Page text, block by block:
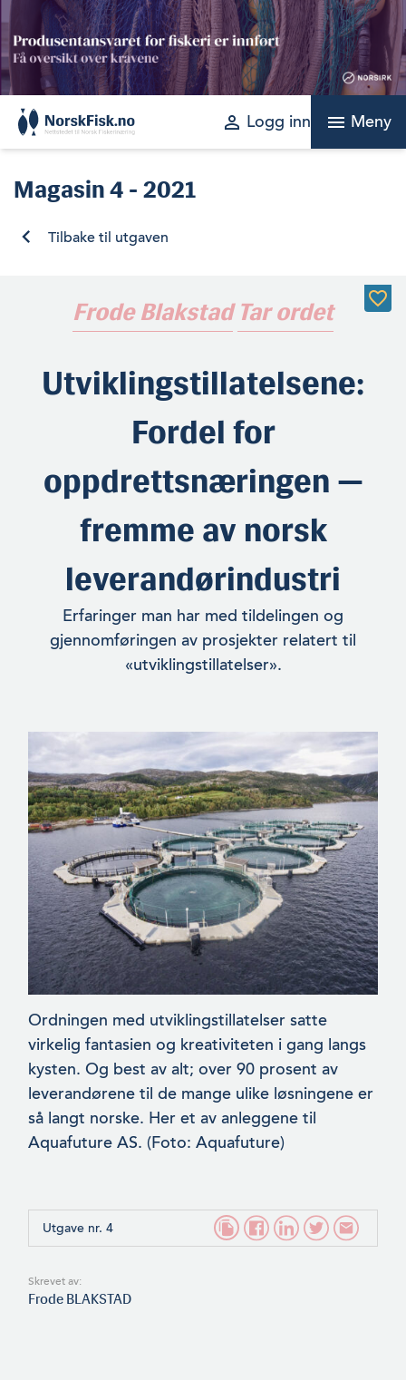
Skip
to
content
perm_identity Logg inn menu Meny
Magasin4 - 2021
Tilbake til utgaven
Frode Blakstad Tar ordet
Utviklingstillatelsene:
Fordel for
oppdrettsnæringen —
fremme av norsk
leverandørindustri
Erfaringer man har med tildelingen og
gjennomføringen av prosjekter relatert til
«utvik­lingstillatelser».
Ordningen med utviklingstillatelser satte
virkelig fantasien og kreativiteten i gang langs
kysten. Og best av alt; over 90 pros­ent av
leverandørene til de mange ulike løsningene er
så langt norske. Her et av anleggene til
Aquafuture AS. (Foto: Aquafuture)
Utgave nr. 4
Skrevet av:
Frode BLAKSTAD